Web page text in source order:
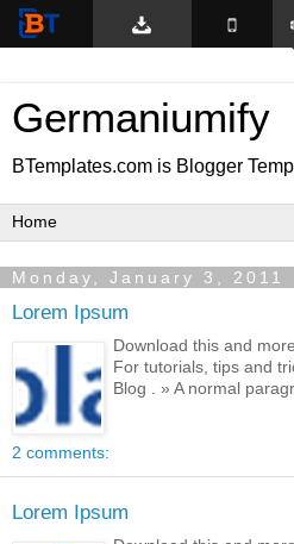
BTemplates